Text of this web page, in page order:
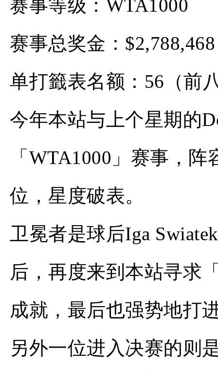
赛事等级：WTA1000
赛事总奖金：$2,788,468
单打籤表名额：56（前
今年本站与上个星期的
「WTA1000」赛事，
位，星度破表。
卫冕者是球后Iga
后，再度来到本站寻求
成就，最后也强势地打
另外一位进入决赛的则